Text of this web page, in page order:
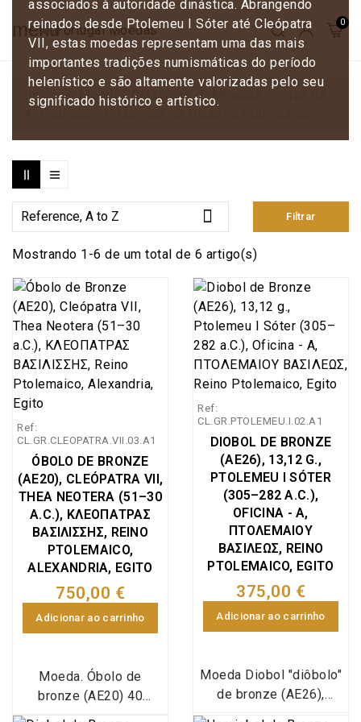
menu
Início Moedas Clássicas
Moedas Gregas da
associados à autoridade dinástica. Abrangendo
reinados desde Ptolemeu I Sóter até Cleópatra
VII, estas moedas representam uma das mais
importantes tradições numismáticas do período
helenístico e são altamente valorizadas pelo seu
significado histórico e artístico.
Reference, A to Z  Filtrar
Mostrando 1-6 de um total de 6 artigo(s)
Ref:
CL.GR.CLEOPATRA.VII.03.A1
ÓBOLO DE BRONZE
(AE20), CLEÓPATRA VII,
THEA NEOTERA (51–30
A.C.), ΚΛΕΟΠΑΤΡΑΣ
ΒΑΣΙΛΙΣΣΗΣ, REINO
PTOLEMAICO,
ALEXANDRIA, EGITO
750,00 €
Adicionar ao carrinho
Moeda. Óbolo de
bronze (AE20) 40
Ref:
CL.GR.PTOLEMEU.I.02.A1
DIOBOL DE BRONZE
(AE26), 13,12 G.,
PTOLEMEU I SÓTER
(305–282 A.C.),
OFICINA - A,
ΠTOΛΕΜΑΙΟΥ
ΒΑΣΙΛΕΩΣ, REINO
PTOLEMAICO, EGITO
375,00 €
Adicionar ao carrinho
Moeda Diobol "diôbolo"
de bronze (AE26),
emitida em Alexandria,